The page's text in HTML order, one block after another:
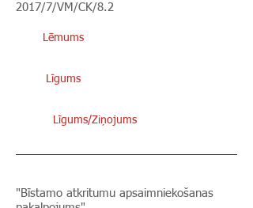
2017/7/VM/CK/8.2
Lēmums
Līgums
Līgums/Ziņojums
"Bīstamo atkritumu apsaimniekošanas